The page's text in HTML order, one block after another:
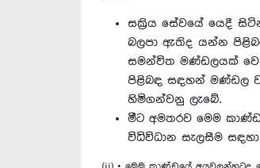
සක්‍රිය සේවයේ යෙදී
බලපා ඇතිද යන්න
සමන්විත මණ්ඩලයක්
පිළිබඳ සඳහන් මණ්ඩල
හිමිගන්වනු ලැබේ.
මීට අමතරව මෙම
විධිවිධාන සැලසීම